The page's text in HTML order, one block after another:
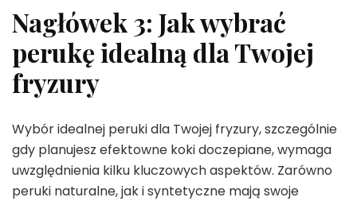
Nagłówek 3: Jak wybrać
perukę idealną dla Twojej
fryzury
Wybór idealnej peruki dla Twojej fryzury, szczególnie
gdy planujesz efektowne koki doczepiane, wymaga
uwzględnienia kilku kluczowych aspektów. Zarówno
peruki naturalne, jak i syntetyczne mają swoje